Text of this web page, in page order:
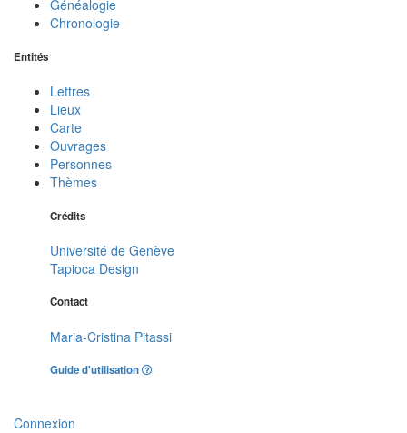
Généalogie
Chronologie
Entités
Lettres
Lieux
Carte
Ouvrages
Personnes
Thèmes
Crédits
Université de Genève
Tapioca Design
Contact
Maria-Cristina Pitassi
Guide d'utilisation
Connexion